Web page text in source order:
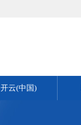
开云(中国)